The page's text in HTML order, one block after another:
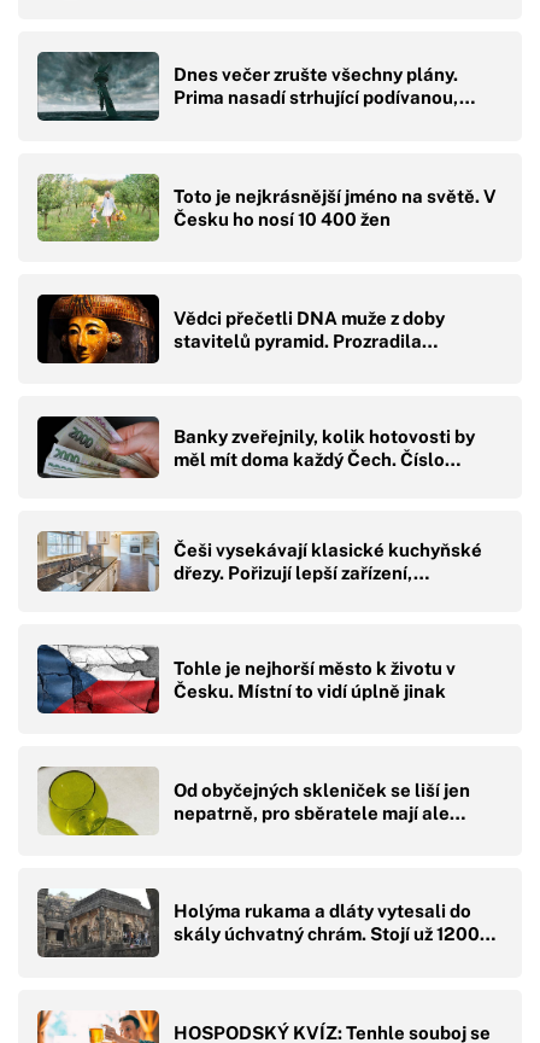
Dnes večer zrušte všechny plány.
Prima nasadí strhující podívanou,…
Toto je nejkrásnější jméno na světě. V
Česku ho nosí 10 400 žen
Vědci přečetli DNA muže z doby
stavitelů pyramid. Prozradila…
Banky zveřejnily, kolik hotovosti by
měl mít doma každý Čech. Číslo…
Češi vysekávají klasické kuchyňské
dřezy. Pořizují lepší zařízení,…
Tohle je nejhorší město k životu v
Česku. Místní to vidí úplně jinak
Od obyčejných skleniček se liší jen
nepatrně, pro sběratele mají ale…
Holýma rukama a dláty vytesali do
skály úchvatný chrám. Stojí už 1200…
HOSPODSKÝ KVÍZ: Tenhle souboj se